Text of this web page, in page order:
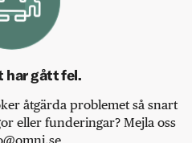
har gått fel.
åtgärda problemet så snart
eller funderingar? Mejla oss